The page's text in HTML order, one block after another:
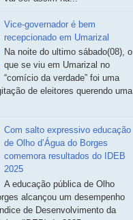
Vice-governador é bem
recepcionado em Umarizal
Na noite do ultimo sábado(08), o
que se viu em Umarizal no
“comício da verdade” foi uma
de eleitores querendo uma
Com salto expressivo educação
de Olho d’Água do Borges
comemora resultados do IDEB
2025
A educação pública de Olho
alcançou um desempenho
de Desenvolvimento da